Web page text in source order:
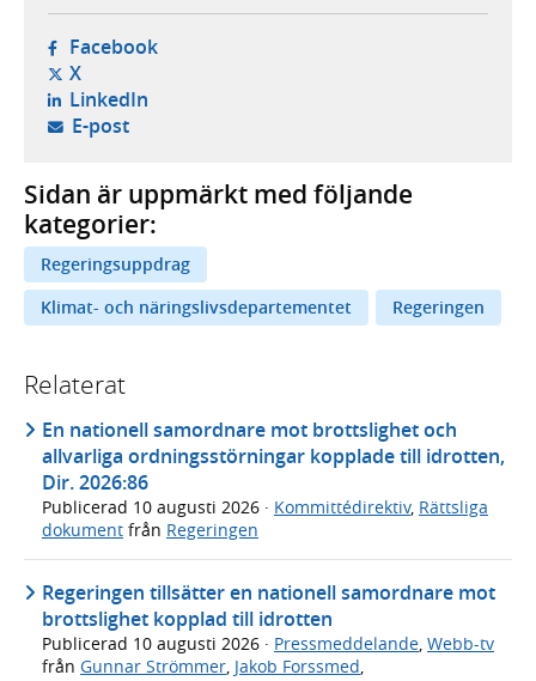
Facebook- öppnas i ny flik, extern webbplats,
X- öppnas i ny flik, extern webbplats,
LinkedIn- öppnas i ny flik, extern webbplats,
E-post- öppnar din e-postklient,
Sidan är uppmärkt med följande
kategorier:
Regeringsuppdrag
Klimat- och näringslivsdepartementet
Regeringen
Relaterat
En nationell samordnare mot brottslighet och
allvarliga ordningsstörningar kopplade till idrotten,
Dir. 2026:86
Publicerad 10 augusti 2026 · Kommittédirektiv, Rättsliga
dokument från Regeringen
Regeringen tillsätter en nationell samordnare mot
brottslighet kopplad till idrotten
Publicerad 10 augusti 2026 · Pressmeddelande Webb-tv
från Gunnar Strömmer Jakob Forssmed